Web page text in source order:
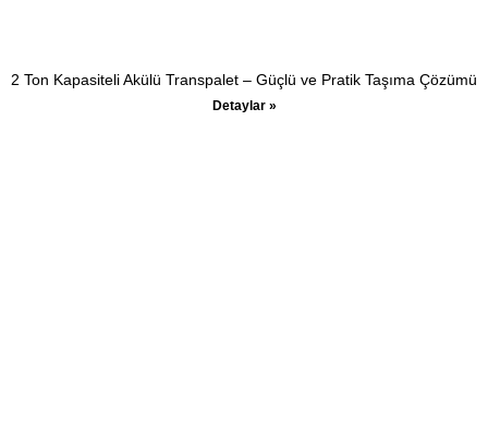
2 Ton Kapasiteli Akülü Transpalet – Güçlü ve Pratik Taşıma Çözümü
Detaylar »